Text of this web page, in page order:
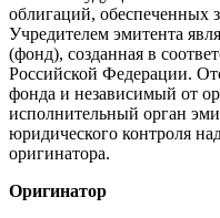
облигаций, обеспеченных
Учредителем эмитента
(фонд), созданная в
Российской Федерации.
фонда и независимый от
исполнительный орган
юридического контроля
оригинатора.
Оригинатор